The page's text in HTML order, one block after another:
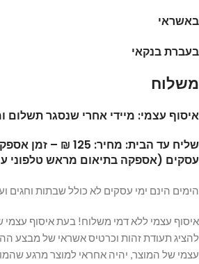
באשראי
בעברת בנקאי
משלוח
איסוף עצמי: מיידי אחרי שנסגר תשלום
עסקים (אספקה בתיאום מראש טלפוני
הימים הינם ימי עסקים לא כולל שבתות וחגים
איסוף עצמי ללא דמי משלוח! בעת איסוף עצמי
להציג תעודת זהות וכרטיס אשראי של מבצע
עצמי של המוצר, יהיה אחראי למוצר מרגע